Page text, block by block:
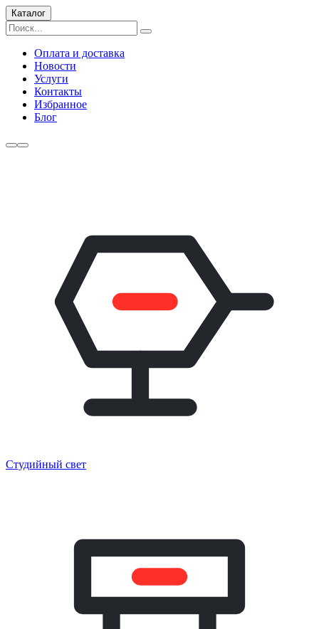
Каталог
Оплата и доставка
Новости
Услуги
Контакты
Избранное
Блог
Студийный свет